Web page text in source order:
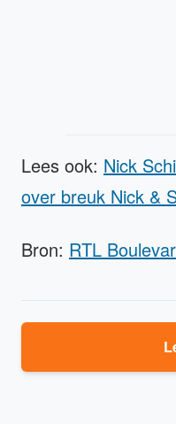
Lees ook: Nick
over breuk Nick &
Bron: RTL